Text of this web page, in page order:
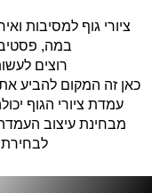
ציורי גוף למסיבות
במה,
רוצים
כאן זה המקום להביע
עמדת ציורי הגוף
מבחינת עיצוב